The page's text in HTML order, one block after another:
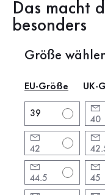
Größe
EU-Größe UK-
39
40
42
44.5 45
Das macht
besonders
Gabor
Absatzform:
Absatzhöhe: 4 cm
Farbe: blau
Schuhspitze: rund